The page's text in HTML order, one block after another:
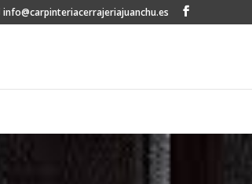
info@carpinteriacerrajeriajuanchu.es